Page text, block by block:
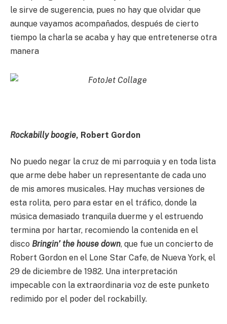
le sirve de sugerencia, pues no hay que olvidar que
aunque vayamos acompañados, después de cierto
tiempo la charla se acaba y hay que entretenerse otra
manera
Rockabilly boogie, Robert Gordon
No puedo negar la cruz de mi parroquia y en toda lista
que arme debe haber un representante de cada uno
de mis amores musicales. Hay muchas versiones de
esta rolita, pero para estar en el tráfico, donde la
música demasiado tranquila duerme y el estruendo
termina por hartar, recomiendo la contenida en el
disco Bringin’ the house down, que fue un concierto de
Robert Gordon en el Lone Star Cafe, de Nueva York, el
29 de diciembre de 1982. Una interpretación
impecable con la extraordinaria voz de este punketo
redimido por el poder del rockabilly.